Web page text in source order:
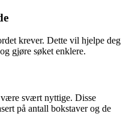
krever. Dette vil hjelpe deg
gjøre søket enklere.
svært nyttige. Disse
på antall bokstaver og de